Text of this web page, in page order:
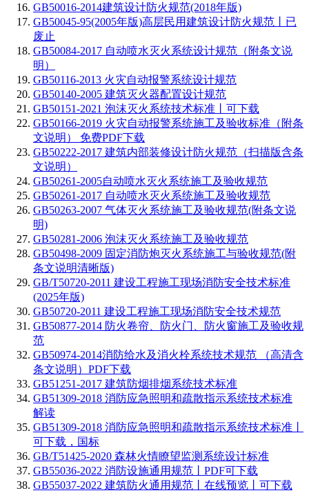
GB50016-2014建筑设计防火规范(2018年版)
GB50045-95(2005年版)高层民用建筑设计防火规范丨已
废止
GB50084-2017 自动喷水灭火系统设计规范（附条文说
明）
GB50116-2013 火灾自动报警系统设计规范
GB50140-2005 建筑灭火器配置设计规范
GB50151-2021 泡沫灭火系统技术标准丨可下载
GB50166-2019 火灾自动报警系统施工及验收标准（附条
文说明） 免费PDF下载
GB50222-2017 建筑内部装修设计防火规范（扫描版含条
文说明）
GB50261-2005自动喷水灭火系统施工及验收规范
GB50261-2017 自动喷水灭火系统施工及验收规范
GB50263-2007 气体灭火系统施工及验收规范(附条文说
明)
GB50281-2006 泡沫灭火系统施工及验收规范
GB50498-2009 固定消防炮灭火系统施工与验收规范(附
条文说明清晰版)
GB/T50720-2011 建设工程施工现场消防安全技术标准
(2025年版)
GB50720-2011 建设工程施工现场消防安全技术规范
GB50877-2014 防火卷帘、防火门、防火窗施工及验收规
范
GB50974-2014消防给水及消火栓系统技术规范 （高清含
条文说明）PDF下载
GB51251-2017 建筑防烟排烟系统技术标准
GB51309-2018 消防应急照明和疏散指示系统技术标准
解读
GB51309-2018 消防应急照明和疏散指示系统技术标准丨
可下载，国标
GB/T51425-2020 森林火情瞭望监测系统设计标准
GB55036-2022 消防设施通用规范丨PDF可下载
GB55037-2022 建筑防火通用规范丨在线预览丨可下载